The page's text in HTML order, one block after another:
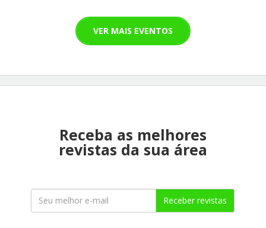
VER MAIS EVENTOS
Receba as melhores
revistas da sua área
Receber revistas